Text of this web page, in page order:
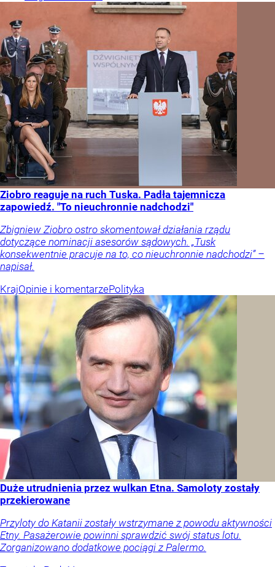
Ziobro reaguje na ruch Tuska. Padła tajemnicza
zapowiedź. "To nieuchronnie nadchodzi"
Zbigniew Ziobro ostro skomentował działania rządu
dotyczące nominacji asesorów sądowych. „Tusk
konsekwentnie pracuje na to, co nieuchronnie nadchodzi” –
napisał.
KrajOpinie i komentarzePolityka
Duże utrudnienia przez wulkan Etna. Samoloty zostały
przekierowane
Przyloty do Katanii zostały wstrzymane z powodu aktywności
Etny. Pasażerowie powinni sprawdzić swój status lotu.
Zorganizowano dodatkowe pociągi z Palermo.